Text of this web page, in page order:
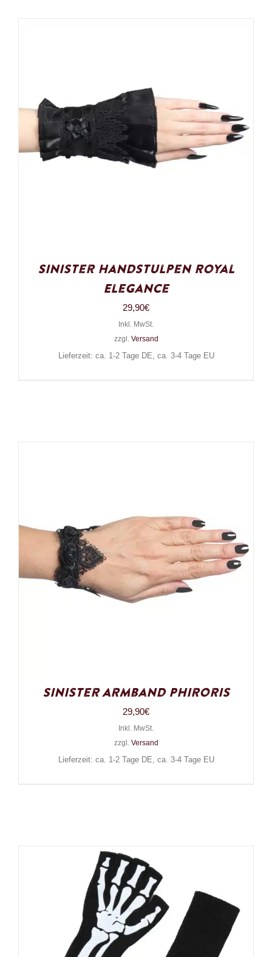
Sinister Handstulpen Royal
Elegance
29,90€
Inkl. MwSt.
zzgl. Versand
Lieferzeit: ca. 1-2 Tage DE, ca. 3-4 Tage EU
Sinister Armband Phiroris
29,90€
Inkl. MwSt.
zzgl. Versand
Lieferzeit: ca. 1-2 Tage DE, ca. 3-4 Tage EU